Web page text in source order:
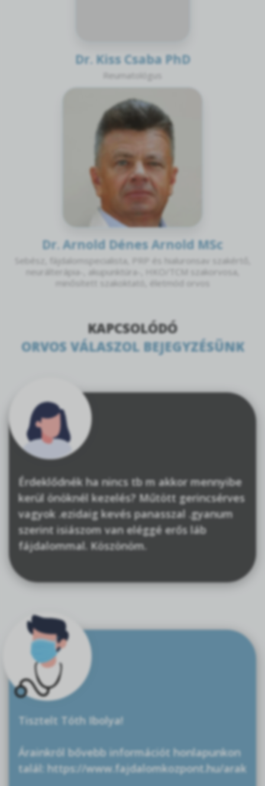
Dr. Kiss Csaba PhD
Reumatológus
Dr. Arnold Dénes Arnold MSc
Sebész, fájdalomspecialista, PRP és hialuronsav szakértő,
neurálterápia-, akupunktúra-, HKO/TCM szakorvosa,
minősített szakoktató, életmód orvos
KAPCSOLÓDÓ
ORVOS VÁLASZOL BEJEGYZÉSÜNK
Érdeklődnék ha nincs tb m akkor mennyibe
kerül önöknél kezelés? Műtött gerincsérves
vagyok .ezidaig kevés panasszal .gyanum
szerint isiászom van eléggé erős láb
fájdalommal. Köszönöm.
Tisztelt Tóth Ibolya!
Árainkról bővebb információt honlapunkon
talál: https://www.fajdalomkozpont.hu/arak